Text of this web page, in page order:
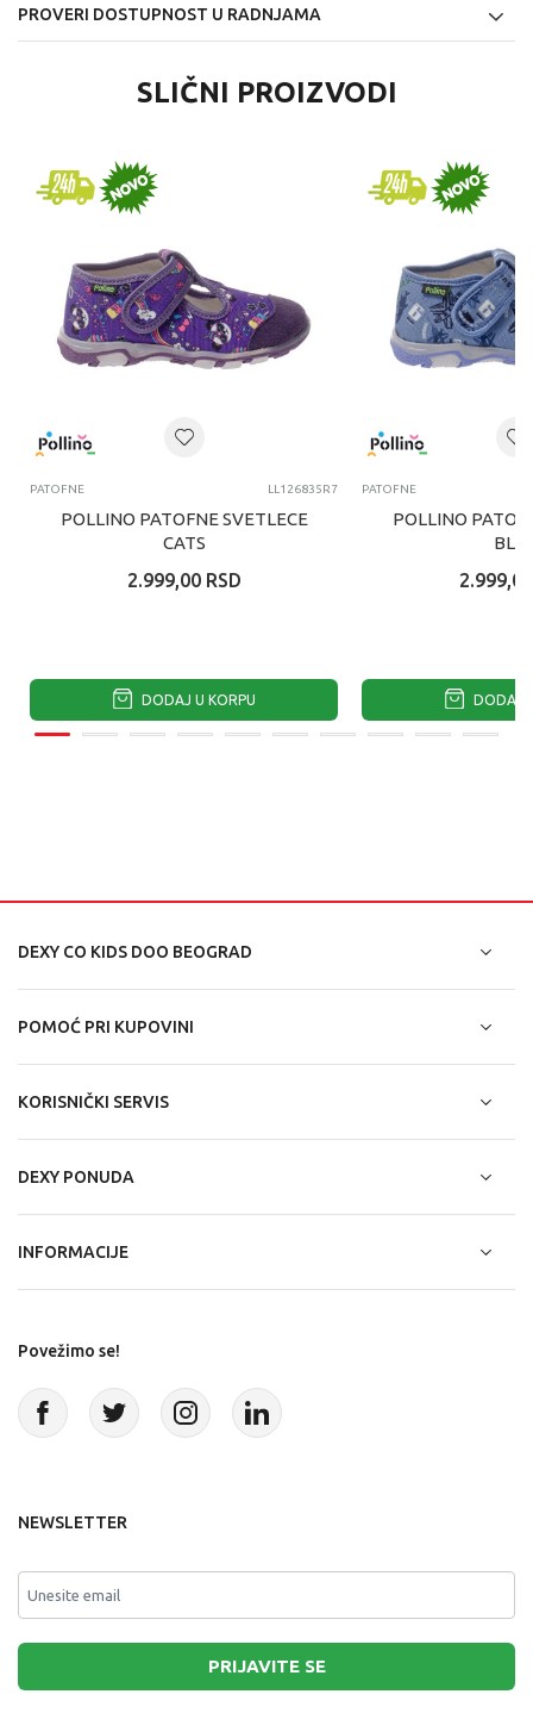
PROVERI DOSTUPNOST U RADNJAMA
SLIČNI PROIZVODI
PATOFNE LL126835R7
POLLINO PATOFNE SVETLECE
CATS
2.999,00 RSD
DODAJ U KORPU
PATOFNE
POLLINO
2.999,00
DODAJ
DEXY CO KIDS DOO BEOGRAD
POMOĆ PRI KUPOVINI
KORISNIČKI SERVIS
DEXY PONUDA
INFORMACIJE
Povežimo se!
NEWSLETTER
PRIJAVITE SE